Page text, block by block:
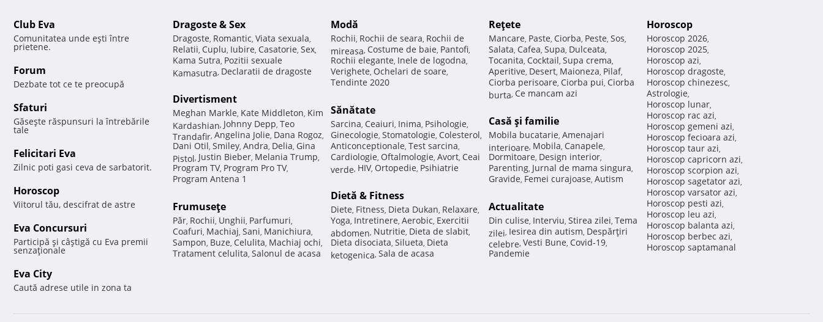
Club Eva
Comunitatea unde eşti între
prietene.
Forum
Dezbate tot ce te preocupă
Sfaturi
Găseşte răspunsuri la întrebările
tale
Felicitari Eva
Zilnic poti gasi ceva de sarbatorit.
Horoscop
Viitorul tău, descifrat de astre
Eva Concursuri
Participă şi câştigă cu Eva premii
senzaţionale
Eva City
Caută adrese utile in zona ta
Dragoste & Sex
Dragoste, Romantic, Viata sexuala,
Relatii, Cuplu, Iubire, Casatorie, Sex,
Kama Sutra, Pozitii sexuale
Kamasutra, Declaratii de dragoste
Divertisment
Meghan Markle, Kate Middleton, Kim
Kardashian, Johnny Depp, Teo
Trandafir, Angelina Jolie, Dana Rogoz,
Dani Otil, Smiley, Andra, Delia, Gina
Pistol, Justin Bieber, Melania Trump,
Program TV, Program Pro TV,
Program Antena 1
Frumuseţe
Păr, Rochii, Unghii, Parfumuri,
Coafuri, Machiaj, Sani, Manichiura,
Sampon, Buze, Celulita, Machiaj ochi,
Tratament celulita, Salonul de acasa
Modă
Rochii, Rochii de seara, Rochii de
mireasa, Costume de baie, Pantofi,
Rochii elegante, Inele de logodna,
Verighete, Ochelari de soare,
Tendinte 2020
Sănătate
Sarcina, Ceaiuri, Inima, Psihologie,
Ginecologie, Stomatologie, Colesterol,
Anticonceptionale, Test sarcina,
Cardiologie, Oftalmologie, Avort, Ceai
verde, HIV, Ortopedie, Psihiatrie
Dietă & Fitness
Diete, Fitness, Dieta Dukan, Relaxare,
Yoga, Intretinere, Aerobic, Exercitii
abdomen, Nutritie, Dieta de slabit,
Dieta disociata, Silueta, Dieta
ketogenica, Sala de acasa
Reţete
Mancare, Paste, Ciorba, Peste, Sos,
Salata, Cafea, Supa, Dulceata,
Tocanita, Cocktail, Supa crema,
Aperitive, Desert, Maioneza, Pilaf,
Ciorba perisoare, Ciorba pui, Ciorba
burta, Ce mancam azi
Casă şi familie
Mobila bucatarie, Amenajari
interioare, Mobila, Canapele,
Dormitoare, Design interior,
Parenting, Jurnal de mama singura,
Gravide, Femei curajoase, Autism
Actualitate
Din culise, Interviu, Stirea zilei, Tema
zilei, Iesirea din autism, Despărţiri
celebre, Vesti Bune, Covid-19,
Pandemie
Horoscop
Horoscop 2026,
Horoscop 2025,
Horoscop azi,
Horoscop dragoste,
Horoscop chinezesc,
Astrologie,
Horoscop lunar,
Horoscop rac azi,
Horoscop gemeni azi,
Horoscop fecioara azi,
Horoscop taur azi,
Horoscop capricorn azi,
Horoscop scorpion azi,
Horoscop sagetator azi,
Horoscop varsator azi,
Horoscop pesti azi,
Horoscop leu azi,
Horoscop balanta azi,
Horoscop berbec azi,
Horoscop saptamanal